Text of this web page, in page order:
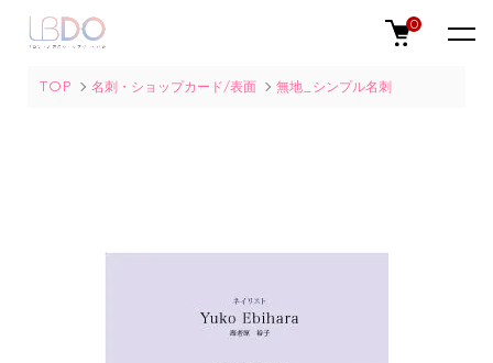
0
TOP 名刺・ショップカード/表面 無地_シンプル名刺